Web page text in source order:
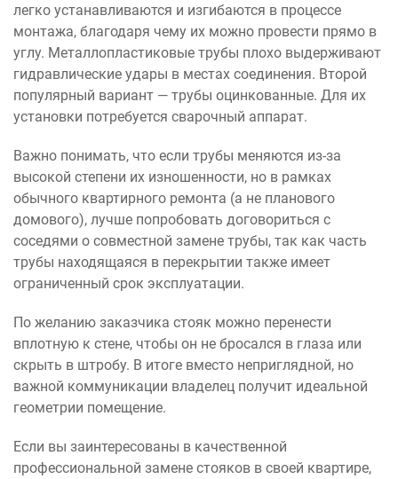
легко устанавливаются и изгибаются в процессе
монтажа, благодаря чему их можно провести прямо в
углу. Металлопластиковые трубы плохо выдерживают
гидравлические удары в местах соединения. Второй
популярный вариант — трубы оцинкованные. Для их
установки потребуется сварочный аппарат.
Важно понимать, что если трубы меняются из-за
высокой степени их изношенности, но в рамках
обычного квартирного ремонта (а не планового
домового), лучше попробовать договориться с
соседями о совместной замене трубы, так как часть
трубы находящаяся в перекрытии также имеет
ограниченный срок эксплуатации.
По желанию заказчика стояк можно перенести
вплотную к стене, чтобы он не бросался в глаза или
скрыть в штробу. В итоге вместо неприглядной, но
важной коммуникации владелец получит идеальной
геометрии помещение.
Если вы заинтересованы в качественной
профессиональной замене стояков в своей квартире,